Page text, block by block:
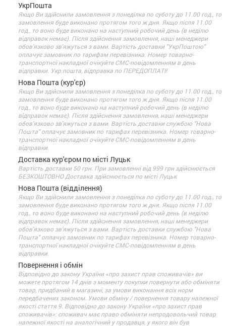
УкрПошта
Якщо Ви здійснили замовлення з понеділка по суботу до 11.00 год., то
замовлення буде виконано протягом того ж дня. Якщо після 11.00
год., то воно буде виконано на наступний робочий день (в неділю
відправок немає). Після здійснення замовлення, наші менеджери
обов'язково зв'яжуться з вами. Вартість доставки "УкрПоштою"
оплачує замовник по тарифам перевізника. Номер товарно-
транспортної накладної очікуйте СМС-повідомленням в день
відправки. Укр.пошта, відправка по ПЕРЕДОПЛАТІ!
Нова Пошта (кур'єр)
Якщо Ви здійснили замовлення з понеділка по суботу до 11.00 год., то
замовлення буде виконано протягом того ж дня. Якщо після 11.00
год., то воно буде виконано на наступний робочий день (в неділю
відправок немає). Після здійснення замовлення, наші менеджери
обов'язково зв'яжуться з вами. Вартість доставки службою "Нова
Пошта" оплачує замовник по тарифах перевізника. Номер товарно-
транспортної накладної очікуйте СМС-повідомленням в день
відправки.
Доставка кур'єром по місті Луцьк
Вартість доставки 50 грн. При замовленні від 999 грн здійснюється
БЕЗКОШТОВНО Доставка здійснюється по місті Луцьк
Нова Пошта (відділення)
Якщо Ви здійснили замовлення з понеділка по суботу до 11.00 год., то
замовлення буде виконано протягом того ж дня. Якщо після 11.00
год., то воно буде виконано на наступний робочий день (в неділю
відправок немає). Після здійснення замовлення, наші менеджери
обов'язково зв'яжуться з вами. Вартість доставки службою "Нова
Пошта" оплачує замовник по тарифах перевізника. Номер товарно-
транспортної накладної очікуйте СМС-повідомленням в день
відправки.
Повернення і обмін
Відповідно до закону України «про захист прав споживачів» ви
можете протягом 14 днів з моменту покупки повернути або обміняти
товар, придбаний в магазині, за умови виконання всіх норм
передбачених законом. Умови обміну / повернення товару належної
якості стаття 9. Відповідно до закону України «про захист прав
споживачів»: споживач має право обміняти непродовольчий товар
належної якості на аналогічний у продавця, у якого він був